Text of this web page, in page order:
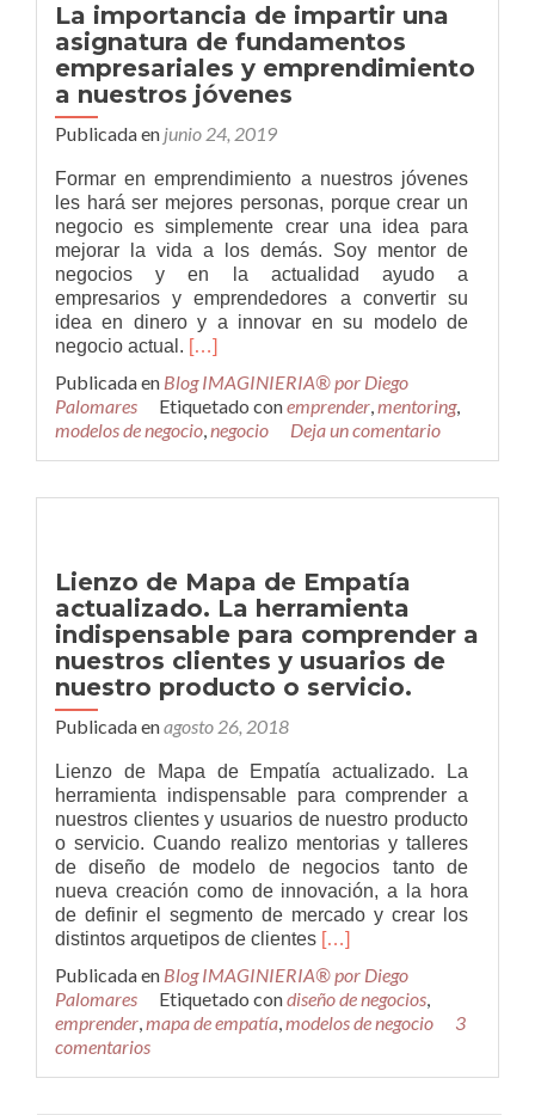
La importancia de impartir una
asignatura de fundamentos
empresariales y emprendimiento
a nuestros jóvenes
Publicada en junio 24, 2019
Formar en emprendimiento a nuestros jóvenes
les hará ser mejores personas, porque crear un
negocio es simplemente crear una idea para
mejorar la vida a los demás. Soy mentor de
negocios y en la actualidad ayudo a
empresarios y emprendedores a convertir su
idea en dinero y a innovar en su modelo de
negocio actual. Leer
importancia
de
impartir
una
y
emprendimiento
a
nuestros
jóvenes
[…]
Publicada en Blog IMAGINIERIA® por Diego
Palomares
Etiquetado conemprender,mentoring,
modelos de negocio,negocio Deja un comentario
Lienzo de Mapa de Empatía
actualizado. La herramienta
indispensable para comprender a
nuestros clientes y usuarios de
nuestro producto o servicio.
Publicada enagosto 26, 2018
Lienzo de Mapa de Empatía actualizado. La
herramienta indispensable para comprender a
nuestros clientes y usuarios de nuestro producto
o servicio. Cuando realizo mentorias y talleres
de diseño de modelo de negocios tanto de
nueva creación como de innovación, a la hora
de definir el segmento de mercado y crear los
distintos arquetipos de clientes Leer
de
Mapa
de
actualizado.
[…]
Publicada en Blog IMAGINIERIA® por Diego
Palomares
Etiquetado condiseño de negocios,
emprender,mapa de empatía,modelos de negocio
3
comentarios